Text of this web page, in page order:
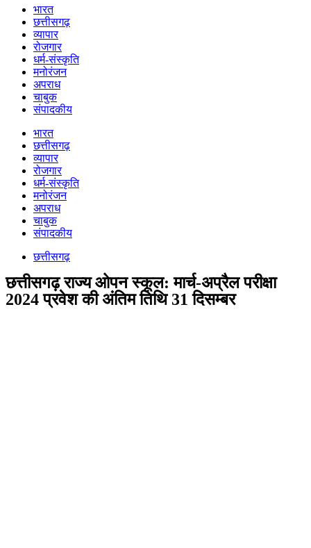
भारत
छत्तीसगढ़
व्यापार
रोजगार
धर्म-संस्कृति
मनोरंजन
अपराध
चाबुक
संपादकीय
भारत
छत्तीसगढ़
व्यापार
रोजगार
धर्म-संस्कृति
मनोरंजन
अपराध
चाबुक
संपादकीय
छत्तीसगढ़
छत्तीसगढ़ राज्य ओपन स्कूल: मार्च-अप्रैल परीक्षा
2024 प्रवेश की अंतिम तिथि 31 दिसम्बर